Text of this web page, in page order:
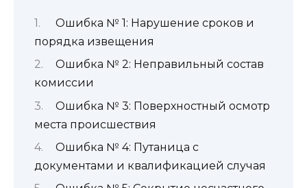
Ошибка № 1: Нарушение сроков и
порядка извещения
Ошибка № 2: Неправильный состав
комиссии
Ошибка № 3: Поверхностный осмотр
места происшествия
Ошибка № 4: Путаница с
документами и квалификацией случая